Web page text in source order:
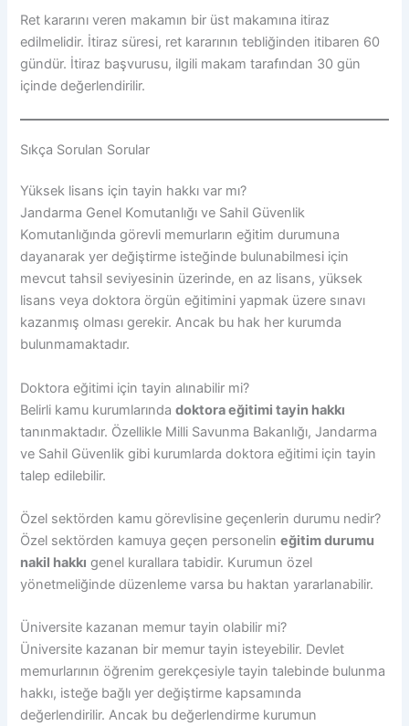
Ret kararını veren makamın bir üst makamına itiraz
edilmelidir. İtiraz süresi, ret kararının tebliğinden itibaren 60
gündür. İtiraz başvurusu, ilgili makam tarafından 30 gün
içinde değerlendirilir.
Sıkça Sorulan Sorular
Yüksek lisans için tayin hakkı var mı?
Jandarma Genel Komutanlığı ve Sahil Güvenlik
Komutanlığında görevli memurların eğitim durumuna
dayanarak yer değiştirme isteğinde bulunabilmesi için
mevcut tahsil seviyesinin üzerinde, en az lisans, yüksek
lisans veya doktora örgün eğitimini yapmak üzere sınavı
kazanmış olması gerekir. Ancak bu hak her kurumda
bulunmamaktadır.
Doktora eğitimi için tayin alınabilir mi?
Belirli kamu kurumlarındadoktora eğitimi tayin hakkı
tanınmaktadır. Özellikle Milli Savunma Bakanlığı, Jandarma
ve Sahil Güvenlik gibi kurumlarda doktora eğitimi için tayin
talep edilebilir.
Özel sektörden kamu görevlisine geçenlerin durumu nedir?
Özel sektörden kamuya geçen personelineğitim durumu
nakil hakkı genel kurallara tabidir. Kurumun özel
yönetmeliğinde düzenleme varsa bu haktan yararlanabilir.
Üniversite kazanan memur tayin olabilir mi?
Üniversite kazanan bir memur tayin isteyebilir. Devlet
memurlarının öğrenim gerekçesiyle tayin talebinde bulunma
hakkı, isteğe bağlı yer değiştirme kapsamında
değerlendirilir. Ancak bu değerlendirme kurumun